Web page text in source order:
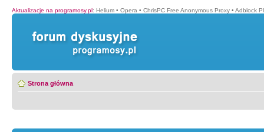
Aktualizacje na programosy.pl: Helium • Opera • ChrisPC Free Anonymous Proxy • Adblock
Strona główna